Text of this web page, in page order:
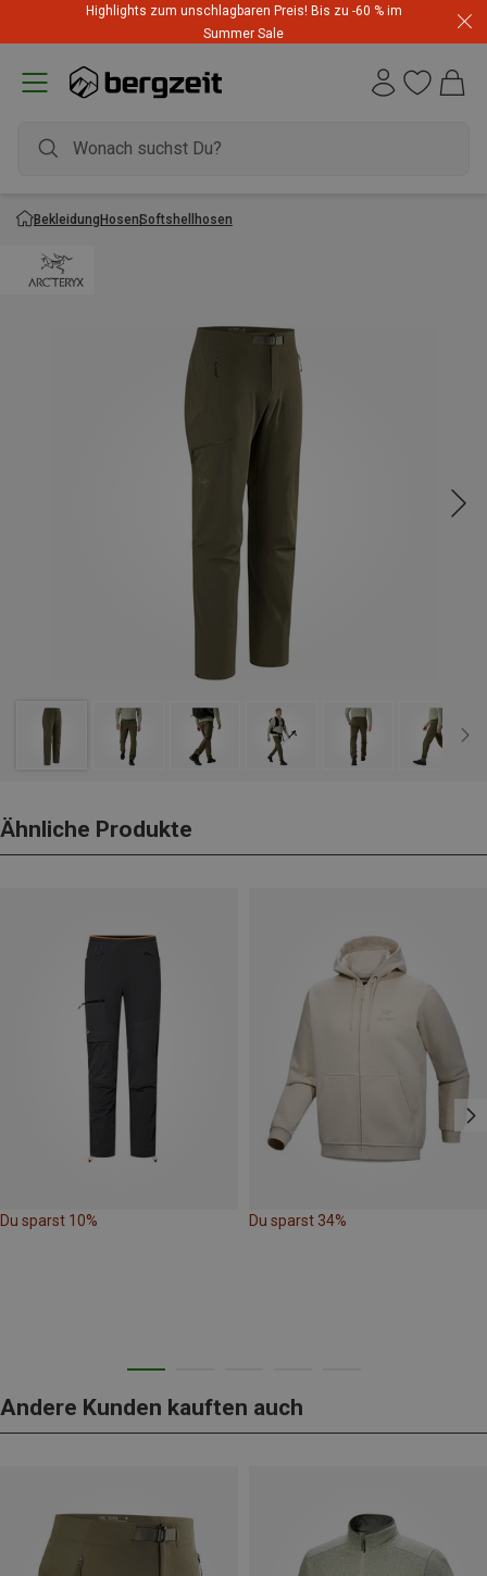
Highlights zum unschlagbaren Preis! Bis zu -60 % im
Summer Sale
BekleidungHosenSoftshellhosen
Ähnliche Produkte
Du sparst 10% Du sparst 34%
Andere Kunden kauften auch